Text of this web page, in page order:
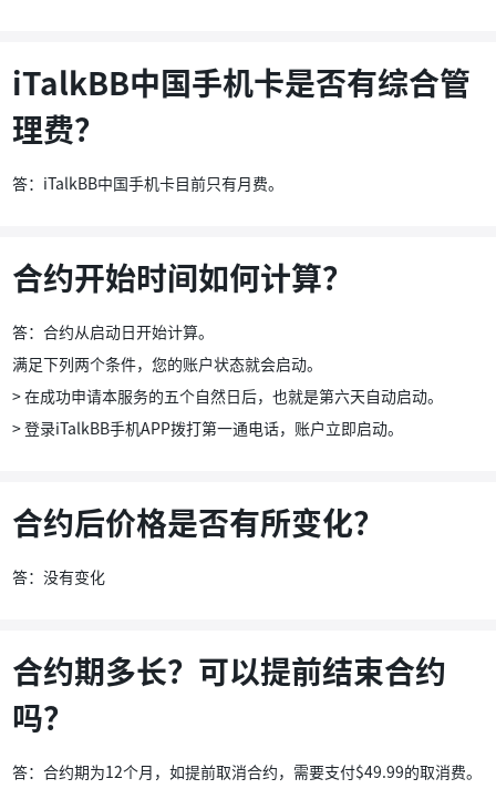
iTalkBB中国手机卡是否有综合管
理费？
答：iTalkBB中国手机卡目前只有月费。
合约开始时间如何计算？
答：合约从启动日开始计算。
满足下列两个条件，您的账户状态就会启动。
> 在成功申请本服务的五个自然日后，也就是第六天自动启动。
> 登录iTalkBB手机APP拨打第一通电话，账户立即启动。
合约后价格是否有所变化？
答：没有变化
合约期多长？可以提前结束合约
吗？
答：合约期为12个月，如提前取消合约，需要支付$49.99的取消费。